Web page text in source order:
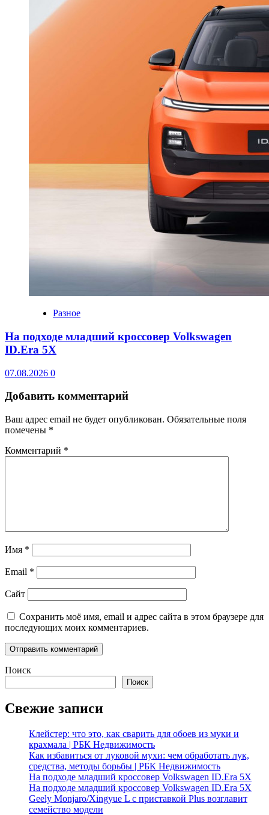
Разное
На подходе младший кроссовер Volkswagen
ID.Era 5X
07.08.2026 0
Добавить комментарий
Ваш адрес email не будет опубликован. Обязательные поля
помечены *
Комментарий *
Имя *
Email *
Сайт
Сохранить моё имя, email и адрес сайта в этом браузере для
последующих моих комментариев.
Поиск
Поиск
Свежие записи
Клейстер: что это, как сварить для обоев из муки и
крахмала | РБК Недвижимость
Как избавиться от луковой мухи: чем обработать лук,
средства, методы борьбы | РБК Недвижимость
На подходе младший кроссовер Volkswagen ID.Era 5X
На подходе младший кроссовер Volkswagen ID.Era 5X
Geely Monjaro/Xingyue L с приставкой Plus возглавит
семейство модели